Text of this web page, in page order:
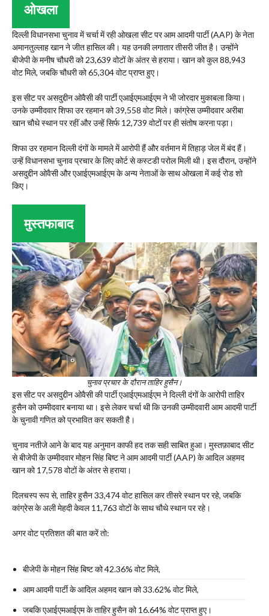
ओखला
दिल्ली विधानसभा चुनाव में चर्चा में रही ओखला सीट पर आम आदमी पार्टी (AAP) के नेता
अमानतुल्लाह खान ने जीत हासिल की। यह उनकी लगातार तीसरी जीत है। उन्होंने
बीजेपी के मनीष चौधरी को 23,639 वोटों के अंतर से हराया। खान को कुल 88,943
वोट मिले, जबकि चौधरी को 65,304 वोट प्राप्त हुए।
इस सीट पर असदुद्दीन ओवैसी की पार्टी एआईएमआईएम ने भी जोरदार मुकाबला किया।
उनके उम्मीदवार शिफा उर रहमान को 39,558 वोट मिले। कांग्रेस उम्मीदवार अरीबा
खान चौथे स्थान पर रहीं और उन्हें सिर्फ 12,739 वोटों पर ही संतोष करना पड़ा।
शिफा उर रहमान दिल्ली दंगों के मामले में आरोपी हैं और वर्तमान में तिहाड़ जेल में बंद हैं।
उन्हें विधानसभा चुनाव प्रचार के लिए कोर्ट से कस्टडी परोल मिली थी। इस दौरान, उन्होंने
असदुद्दीन ओवैसी और एआईएमआईएम के अन्य नेताओं के साथ ओखला में कई रोड शो
किए।
मुस्तफाबाद
चुनाव प्रचार के दौरान ताहिर हुसैन।
इस सीट पर असदुद्दीन ओवैसी की पार्टी एआईएमआईएम ने दिल्ली दंगों के आरोपी ताहिर
हुसैन को उम्मीदवार बनाया था। इसे लेकर चर्चा थी कि उनकी उम्मीदवारी आम आदमी पार्टी
के चुनावी गणित को प्रभावित कर सकती है।
चुनाव नतीजे आने के बाद यह अनुमान काफी हद तक सही साबित हुआ। मुस्तफ़ाबाद सीट
से बीजेपी के उम्मीदवार मोहन सिंह बिष्ट ने आम आदमी पार्टी (AAP) के आदिल अहमद
खान को 17,578 वोटों के अंतर से हराया।
दिलचस्प रूप से, ताहिर हुसैन 33,474 वोट हासिल कर तीसरे स्थान पर रहे, जबकि
कांग्रेस के अली मेहदी केवल 11,763 वोटों के साथ चौथे स्थान पर रहे।
अगर वोट प्रतिशत की बात करें तो:
बीजेपी के मोहन सिंह बिष्ट को 42.36% वोट मिले,
आम आदमी पार्टी के आदिल अहमद खान को 33.62% वोट मिले,
जबकि एआईएमआईएम के ताहिर हुसैन को 16.64% वोट प्राप्त हुए।